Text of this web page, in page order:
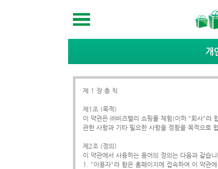
개
제 1 장 총 칙
제1조 (목적)
이 약관은 ㈜비즈밸리 쇼핑몰 체험(이하 "회사"라
관한 사항과 기타 필요한 사항을 정함을 목적으로
제2조 (정의)
이 약관에서 사용하는 용어의 정의는 다음과 같습
1. "이용자"라 함은 홈페이지에 접속하여 이 약관